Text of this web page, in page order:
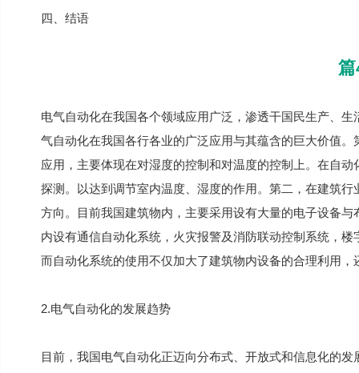
四、结语
电气自动化在我国各个领域应用广泛，渗透干国民生产、
气自动化在我国各行各业的广泛应用与其蕴含的巨大价值
应用，主要体现在对湿度的控制和对温度的控制上。在自
探测。以达到调节室内温度、湿度的作用。第二，在建筑
方向。目前我国建筑物内，主要采用设有大量的电子设备
内设有通信自动化系统，火灾报警及消防联动控制系统，
而自动化系统的使用不仅加大了建筑物内设备的合理利用
2.电气自动化的发展趋势
目前，我国电气自动化正迈向分布式、开放式和信息化的